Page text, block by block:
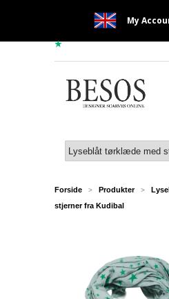
My
Forside > Produkter >
stjerner fra Kudibal